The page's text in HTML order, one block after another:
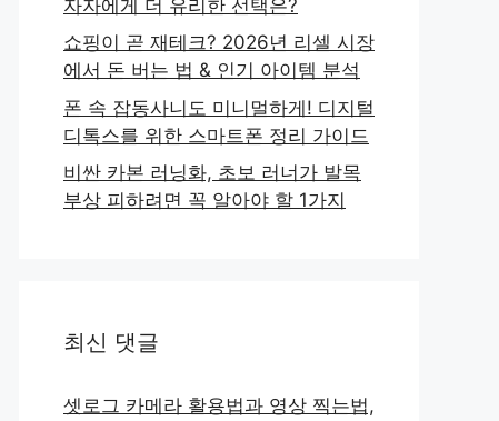
자자에게 더 유리한 선택은?
쇼핑이 곧 재테크? 2026년 리셀 시장
에서 돈 버는 법 & 인기 아이템 분석
폰 속 잡동사니도 미니멀하게! 디지털
디톡스를 위한 스마트폰 정리 가이드
비싼 카본 러닝화, 초보 러너가 발목
부상 피하려면 꼭 알아야 할 1가지
최신 댓글
셋로그 카메라 활용법과 영상 찍는법,